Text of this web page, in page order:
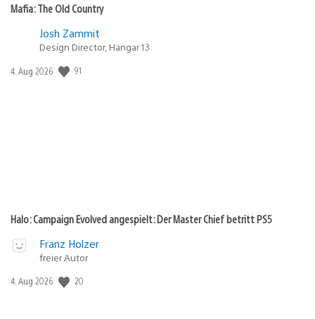
Mafia: The Old Country
Josh Zammit
Design Director, Hangar 13
Veröffentlichungsdatum:
4. Aug 2026 91
Halo: Campaign Evolved angespielt: Der Master Chief betritt PS5
Franz Holzer
freier Autor
Veröffentlichungsdatum:
4. Aug 2026 20